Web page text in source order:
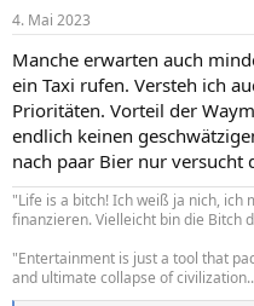
e
:
4. Mai 2023
Manche erwarten auch
ein Taxi rufen. Versteh ich
Prioritäten. Vorteil der
endlich keinen
nach paar Bier nur versucht
"Life is a bitch! Ich weiß ja nich, ich
finanzieren. Vielleicht bin die Bitch
"Entertainment is just a tool that
and ultimate collapse of